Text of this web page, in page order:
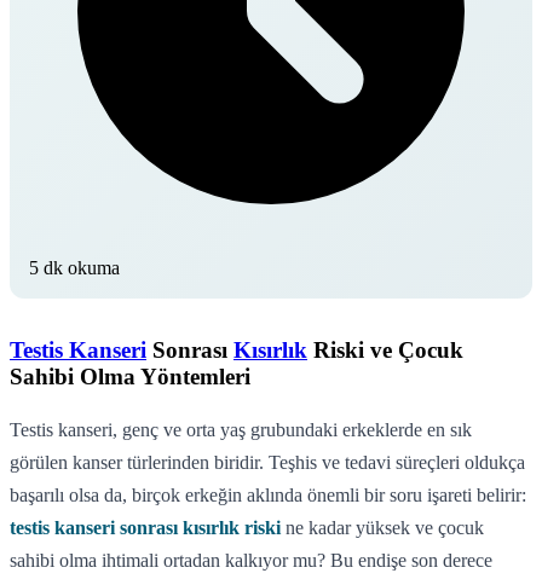
5 dk okuma
Testis Kanseri Sonrası Kısırlık Riski ve Çocuk
Sahibi Olma Yöntemleri
Testis kanseri, genç ve orta yaş grubundaki erkeklerde en sık
görülen kanser türlerinden biridir. Teşhis ve tedavi süreçleri oldukça
başarılı olsa da, birçok erkeğin aklında önemli bir soru işareti belirir:
testis kanseri sonrası kısırlık riski ne kadar yüksek ve çocuk
sahibi olma ihtimali ortadan kalkıyor mu? Bu endişe son derece